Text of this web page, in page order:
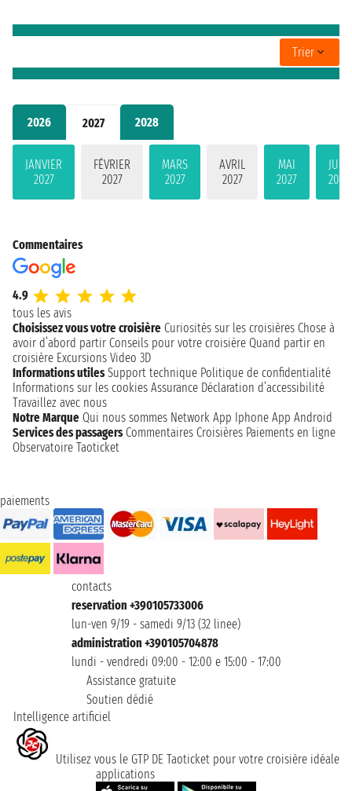
2026 2027 2028
JANVIER
2027
FÉVRIER
2027
MARS
2027
AVRIL
2027
MAI
2027
JUIN
2027
Trier
Commentaires
4.9
tous les avis
Choisissez vous votre croisière Curiosités sur les croisières Chose à
avoir d’abord partir Conseils pour votre croisière Quand partir en
croisière Excursions Video 3D
Informations utiles Support technique Politique de confidentialité
Informations sur les cookies Assurance Déclaration d’accessibilité
Travaillez avec nous
Notre Marque Qui nous sommes Network App Iphone App Android
Services des passagers Commentaires Croisières Paiements en ligne
Observatoire Taoticket
paiements
contacts
reservation +390105733006
lun-ven 9/19 - samedi 9/13 (32 linee)
administration +390105704878
lundi - vendredi 09:00 - 12:00 e 15:00 - 17:00
Assistance gratuite
Soutien dédié
Intelligence artificiel
Utilisez vous le GTP DE Taoticket pour votre croisière idéale
applications